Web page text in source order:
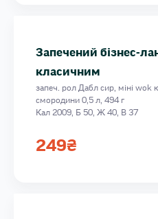
Запечений бізнес-
класичним
запеч. рол Дабл сир, міні wok
смородини 0,5 л, 494 г
Кал 2009, Б 50, Ж 40, В 37
249₴